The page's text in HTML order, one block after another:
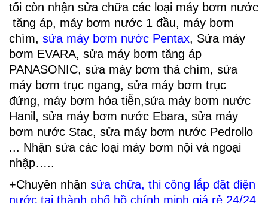
tối còn nhận sửa chữa các loại máy bơm nước
tăng áp, máy bơm nước 1 đầu, máy bơm
chìm, sửa máy bơm nước Pentax, Sửa máy
bơm EVARA, sửa máy bơm tăng áp
PANASONIC, sửa máy bơm thả chìm, sửa
máy bơm trục ngang, sửa máy bơm trục
đứng, máy bơm hỏa tiễn,sửa máy bơm nước
Hanil, sửa máy bơm nước Ebara, sửa máy
bơm nước Stac, sửa máy bơm nước Pedrollo
... Nhận sửa các loại máy bơm nội và ngoại
nhập…..
+Chuyên nhận sửa chữa, thi công lắp đặt điện
nước tại thành phố hồ chính minh giá rẻ 24/24